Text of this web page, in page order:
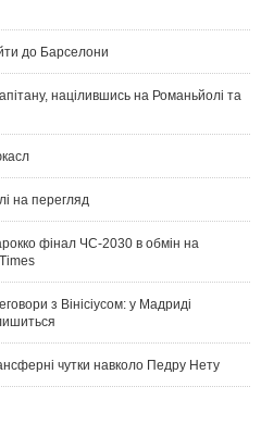
до Барселони
націлившись на Романьйолі та
на перегляд
фінал ЧС-2030 в обмін на
з Вінісіусом: у Мадриді
чутки навколо Педру Нету